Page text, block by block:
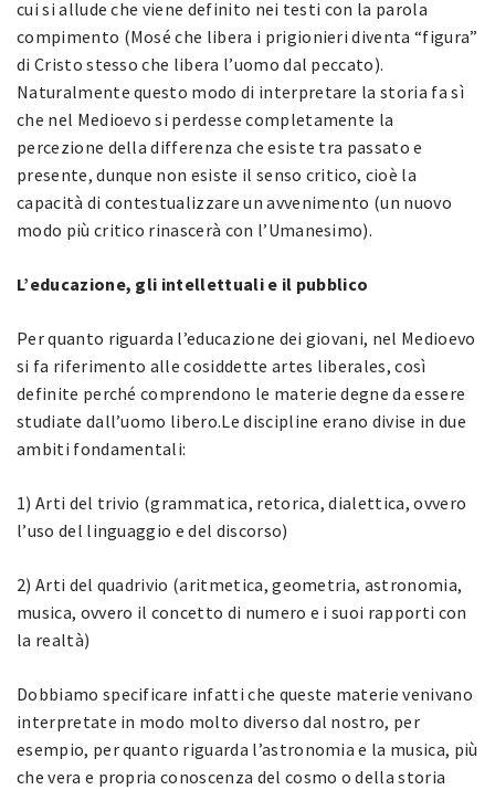
cui si allude che viene definito nei testi con la parola
compimento (Mosé che libera i prigionieri diventa “figura”
di Cristo stesso che libera l’uomo dal peccato).
Naturalmente questo modo di interpretare la storia fa sì
che nel Medioevo si perdesse completamente la
percezione della differenza che esiste tra passato e
presente, dunque non esiste il senso critico, cioè la
capacità di contestualizzare un avvenimento (un nuovo
modo più critico rinascerà con l’Umanesimo).
L’educazione, gli intellettuali e il pubblico
Per quanto riguarda l’educazione dei giovani, nel Medioevo
si fa riferimento alle cosiddette artes liberales, così
definite perché comprendono le materie degne da essere
studiate dall’uomo libero.Le discipline erano divise in due
ambiti fondamentali:
1) Arti del trivio (grammatica, retorica, dialettica, ovvero
l’uso del linguaggio e del discorso)
2) Arti del quadrivio (aritmetica, geometria, astronomia,
musica, ovvero il concetto di numero e i suoi rapporti con
la realtà)
Dobbiamo specificare infatti che queste materie venivano
interpretate in modo molto diverso dal nostro, per
esempio, per quanto riguarda l’astronomia e la musica, più
che vera e propria conoscenza del cosmo o della storia